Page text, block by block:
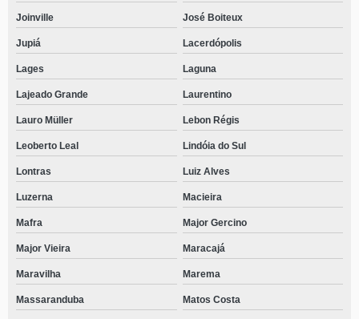
Joinville José Boiteux
Jupiá Lacerdópolis
Lages Laguna
Lajeado Grande Laurentino
Lauro Müller Lebon Régis
Leoberto Leal Lindóia do Sul
Lontras Luiz Alves
Luzerna Macieira
Mafra Major Gercino
Major Vieira Maracajá
Maravilha Marema
Massaranduba Matos Costa